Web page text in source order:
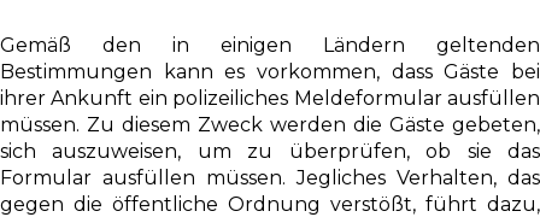
Gemäß den in einigen Ländern geltenden
Bestimmungen kann es vorkommen, dass Gäste bei
ihrer Ankunft ein polizeiliches Meldeformular ausfüllen
müssen. Zu diesem Zweck werden die Gäste gebeten,
sich auszuweisen, um zu überprüfen, ob sie das
Formular ausfüllen müssen. Jegliches Verhalten, das
gegen die öffentliche Ordnung verstößt, führt dazu,